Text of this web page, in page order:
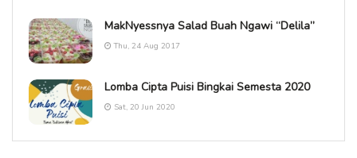
MakNyessnya Salad Buah Ngawi “Delila”
Thu, 24 Aug 2017
Lomba Cipta Puisi Bingkai Semesta 2020
Sat, 20 Jun 2020